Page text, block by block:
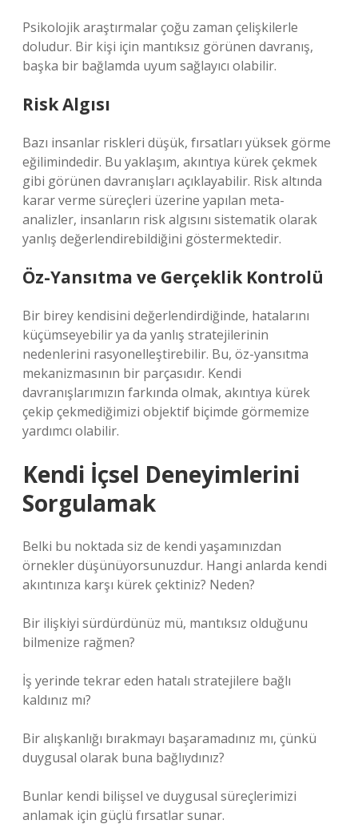
Psikolojik araştırmalar çoğu zaman çelişkilerle
doludur. Bir kişi için mantıksız görünen davranış,
başka bir bağlamda uyum sağlayıcı olabilir.
Risk Algısı
Bazı insanlar riskleri düşük, fırsatları yüksek görme
eğilimindedir. Bu yaklaşım, akıntıya kürek çekmek
gibi görünen davranışları açıklayabilir. Risk altında
karar verme süreçleri üzerine yapılan meta-
analizler, insanların risk algısını sistematik olarak
yanlış değerlendirebildiğini göstermektedir.
Öz-Yansıtma ve Gerçeklik Kontrolü
Bir birey kendisini değerlendirdiğinde, hatalarını
küçümseyebilir ya da yanlış stratejilerinin
nedenlerini rasyonelleştirebilir. Bu, öz-yansıtma
mekanizmasının bir parçasıdır. Kendi
davranışlarımızın farkında olmak, akıntıya kürek
çekip çekmediğimizi objektif biçimde görmemize
yardımcı olabilir.
Kendi İçsel Deneyimlerini
Sorgulamak
Belki bu noktada siz de kendi yaşamınızdan
örnekler düşünüyorsunuzdur. Hangi anlarda kendi
akıntınıza karşı kürek çektiniz? Neden?
Bir ilişkiyi sürdürdünüz mü, mantıksız olduğunu
bilmenize rağmen?
İş yerinde tekrar eden hatalı stratejilere bağlı
kaldınız mı?
Bir alışkanlığı bırakmayı başaramadınız mı, çünkü
duygusal olarak buna bağlıydınız?
Bunlar kendi bilişsel ve duygusal süreçlerimizi
anlamak için güçlü fırsatlar sunar.